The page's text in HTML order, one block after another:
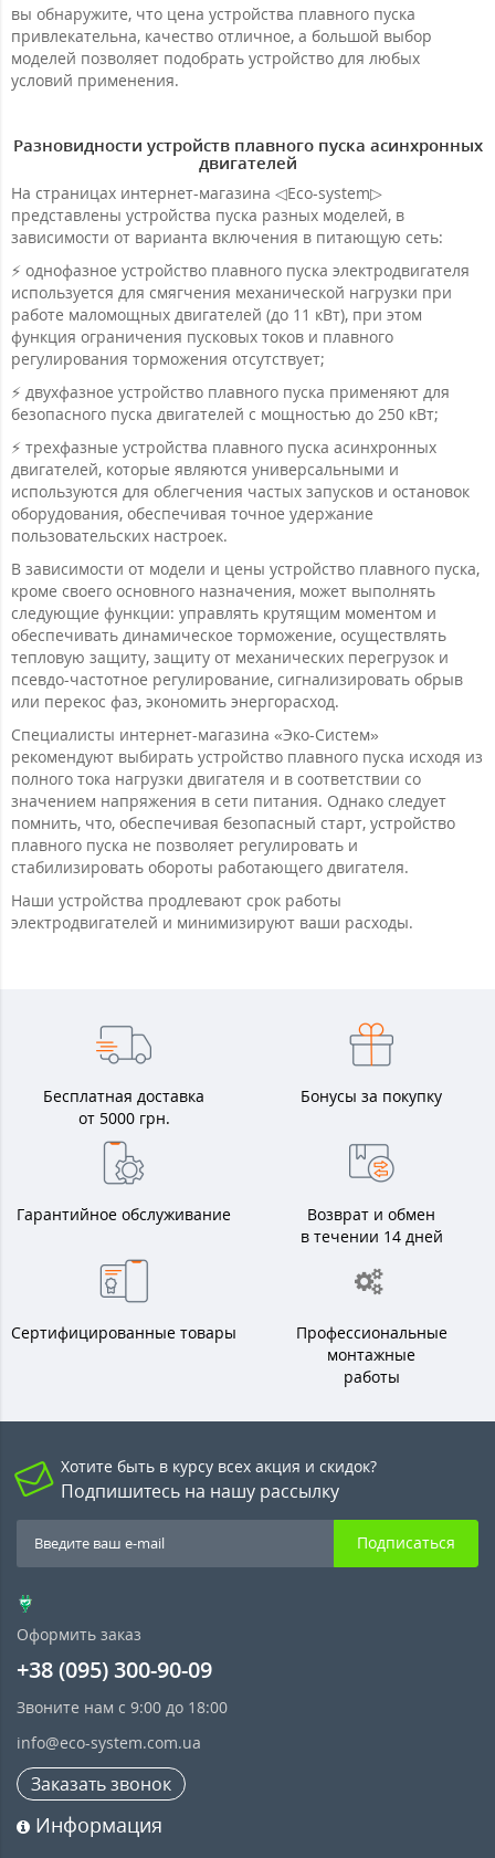
вы обнаружите, что цена устройства плавного пуска
привлекательна, качество отличное, а большой выбор
моделей позволяет подобрать устройство для любых
условий применения.
Разновидности устройств плавного пуска асинхронных
двигателей
На страницах интернет-магазина ◁Eco-system▷
представлены устройства пуска разных моделей, в
зависимости от варианта включения в питающую сеть:
⚡ однофазное устройство плавного пуска электродвигателя
используется для смягчения механической нагрузки при
работе маломощных двигателей (до 11 кВт), при этом
функция ограничения пусковых токов и плавного
регулирования торможения отсутствует;
⚡ двухфазное устройство плавного пуска применяют для
безопасного пуска двигателей с мощностью до 250 кВт;
⚡ трехфазные устройства плавного пуска асинхронных
двигателей, которые являются универсальными и
используются для облегчения частых запусков и остановок
оборудования, обеспечивая точное удержание
пользовательских настроек.
В зависимости от модели и цены устройство плавного пуска,
кроме своего основного назначения, может выполнять
следующие функции: управлять крутящим моментом и
обеспечивать динамическое торможение, осуществлять
тепловую защиту, защиту от механических перегрузок и
псевдо-частотное регулирование, сигнализировать обрыв
или перекос фаз, экономить энергорасход.
Специалисты интернет-магазина «Эко-Систем»
рекомендуют выбирать устройство плавного пуска исходя из
полного тока нагрузки двигателя и в соответствии со
значением напряжения в сети питания. Однако следует
помнить, что, обеспечивая безопасный старт, устройство
плавного пуска не позволяет регулировать и
стабилизировать обороты работающего двигателя.
Наши устройства продлевают срок работы
электродвигателей и минимизируют ваши расходы.
Бесплатная доставка
от 5000 грн.
Бонусы за покупку
Гарантийное обслуживание
Возврат и обмен
в течении 14 дней
Сертифицированные товары
Профессиональные
монтажные
работы
Хотите быть в курсу всех акция и скидок?
Подпишитесь на нашу рассылку
Подписаться
Оформить заказ
+38 (095) 300-90-09
Звоните нам с 9:00 до 18:00
info@eco-system.com.ua
Заказать звонок
Информация